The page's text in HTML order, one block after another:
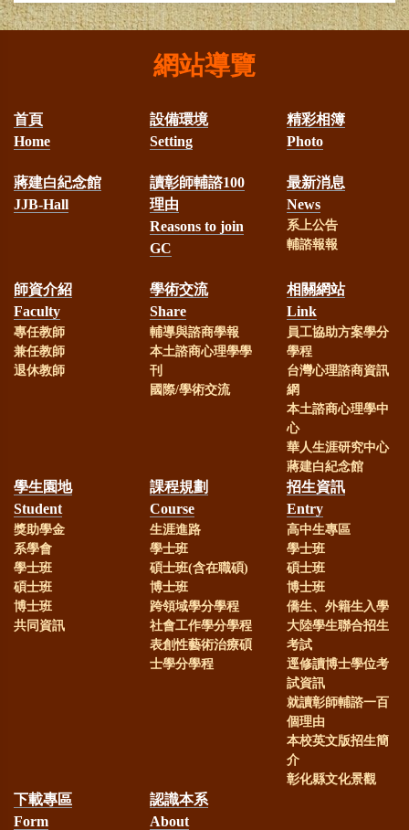
網站導覽
首頁
Home
設備環境
Setting
精彩相簿
Photo
蔣建白紀念館
JJB-Hall
讀彰師輔諮100
理由
Reasons to join
GC
最新消息
News
系上公告
輔諮報報
師資介紹
Faculty
專任教師
兼任教師
退休教師
學術交流
Share
輔導與諮商學報
本土諮商心理學學
刊
國際/學術交流
相關網站
Link
員工協助方案學分
學程
台灣心理諮商資訊
網
本土諮商心理學中
心
華人生涯研究中心
蔣建白紀念館
學生園地
Student
獎助學金
系學會
學士班
碩士班
博士班
共同資訊
課程規劃
Course
生涯進路
學士班
碩士班(含在職碩)
博士班
跨領域學分學程
社會工作學分學程
表創性藝術治療碩
士學分學程
招生資訊
Entry
高中生專區
學士班
碩士班
博士班
僑生、外籍生入學
大陸學生聯合招生
考試
逕修讀博士學位考
試資訊
就讀彰師輔諮一百
個理由
本校英文版招生簡
介
彰化縣文化景觀
下載專區
Form
認識本系
About